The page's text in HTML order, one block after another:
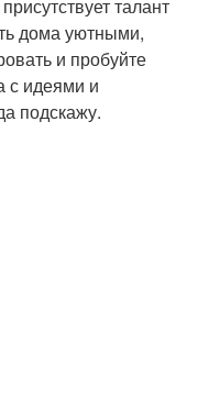
талант
дома уютными,
и пробуйте
с идеями и
подскажу.